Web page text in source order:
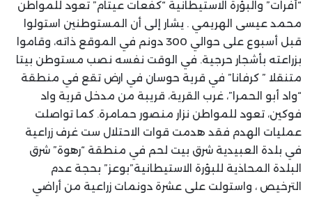
“أفرات” والبؤرة الاستيطانية “كفعات عيتام” تعود للمواطن
محمد عيسى الهريمي . يشار إلى أن المستوطنين استولوا
قبل أسبوع على حوالي 300 دونم في الموقع ذاته، وقاموا
بزراعته بأشجار حرجية. في الوقت نفسه نصب مستوطن بيتا
متنقلا ” كرفانا” في قرية حوسان في ارض تقع في منطقة
“واد أبو الحمرا”، غرب القرية، قريبة من مدخل قرية واد
فوكين، تعود للمواطن نزار منصور حمامرة. كما تواصلت
عمليات الهدم فقد هدمت قوات الاحتلال ست غرف زراعية
في بلدة العبيدية شرق بيت لحم في منطقة “رهوة” شرق
البلدة المحاذية للبؤرة الاستيطانية”بوعز” بحجة عدم
الترخيص ، واستولت على عشرة دونمات زراعية من أراضي